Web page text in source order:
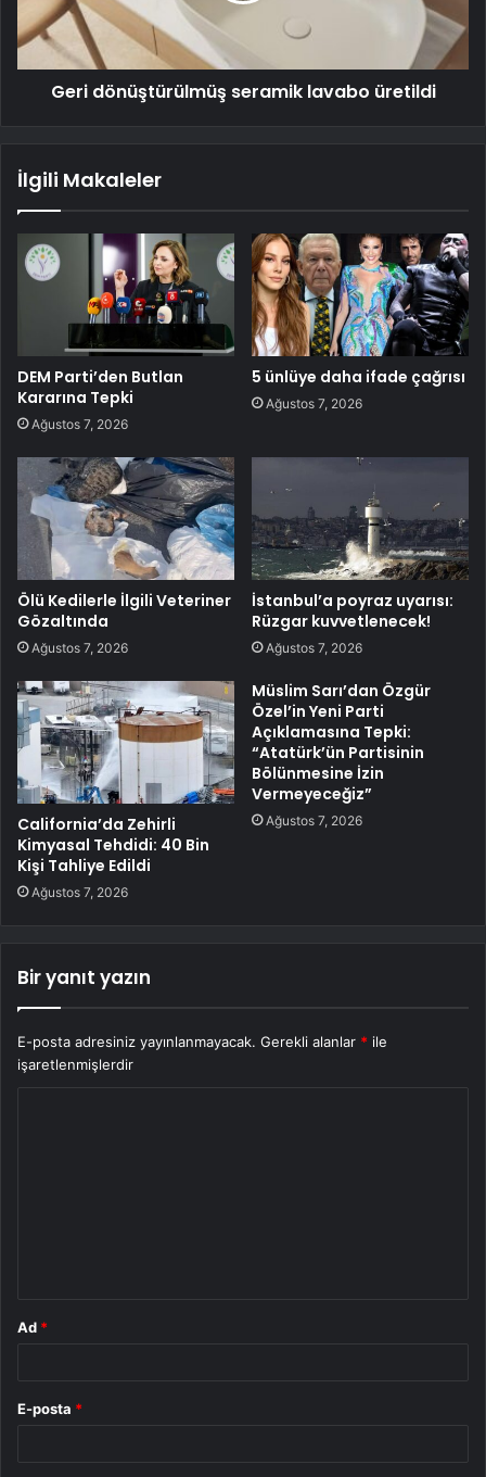
Geri dönüştürülmüş seramik lavabo üretildi
İlgili Makaleler
DEM Parti’den Butlan
Kararına Tepki
Ağustos 7, 2026
5 ünlüye daha ifade çağrısı
Ağustos 7, 2026
Ölü Kedilerle İlgili Veteriner
Gözaltında
Ağustos 7, 2026
İstanbul’a poyraz uyarısı:
Rüzgar kuvvetlenecek!
Ağustos 7, 2026
California’da Zehirli
Kimyasal Tehdidi: 40 Bin
Kişi Tahliye Edildi
Ağustos 7, 2026
Müslim Sarı’dan Özgür
Özel’in Yeni Parti
Açıklamasına Tepki:
“Atatürk’ün Partisinin
Bölünmesine İzin
Vermeyeceğiz”
Ağustos 7, 2026
Bir yanıt yazın
E-posta adresiniz yayınlanmayacak. Gerekli alanlar * ile
işaretlenmişlerdir
Ad *
E-posta *